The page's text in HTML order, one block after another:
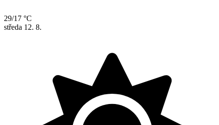
29/17 °C
středa 12. 8.